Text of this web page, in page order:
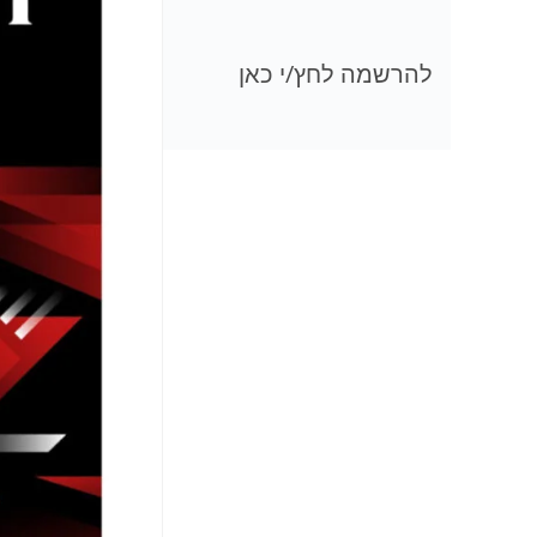
להרשמה לחץ/י כאן